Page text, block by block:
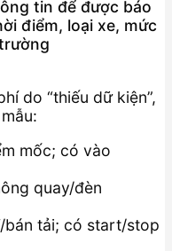
tin để được báo
điểm, loại xe, mức
do “thiếu dữ kiện”,
mốc; có vào
quay/đèn
bán tải; có start/stop